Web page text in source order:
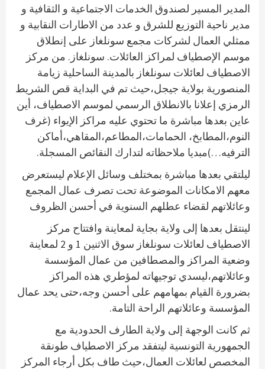
المدير المسير لصندوق الخدمات الاجتماعية و الثقافية و
مدير ناحية التوزيع للشرق و عدد من الاطارات النقابية و
ممثلي العمال لشركات مجمع سونلغاز على إنطلاق
موسم الإصطياف لمراكز العائلات. سونلغاز. من مركز
الاصطياف لعائلات سونلغاز بالمدينة الساحلية زيامة
المنصورية بولاية جيجل،حيث تم في البداية قص الشريط
الرمزي إعلانا بالانطلاق الرسمي لموسم الاصطياف، أين
عاين بعدها مباشرة ما تحتوي عليه مراكز الإيواء (غرف
النوم،المطابخ، الحمامات،المطاعم،المقاهي،أماكن
الترفيه…)مبديا ملاحظاته لتدارك النقائص المسجلة.
ليلتقي بعدها مباشرة بمختلف وسائل الإعلام ليستعرض
معهم الامكانات الموضوعة تحت تصرف عمال المجمع
وعائلاتهم لقضاء عطلهم السنوية في أحسن الظروف
لينتقل بعدها إلى ولاية بجاية لمعاينة وافتتاح مركز
الاصطياف لعائلات سونلغاز سوق الاثنين 1 و 2 لمعاينة
وضعية المراكز والمصطافين من عمال المؤسسة
وعائلاتهم،ليسدي توجيهاته لمؤطري هذه المراكز
بضرورة القيام بمهامهم على أحسن وجه،حتى يحد عمال
المؤسسة وعائلاتهم الراحة التامة.
ثم كانت الوجهة إلى ولاية الطارف الحدودية مع
الجمهورية التونسية ليتفقد مركز الاصطياف طونقة
المخصص لعائلات العمال،حيث طاف بكل أرجاء المركز